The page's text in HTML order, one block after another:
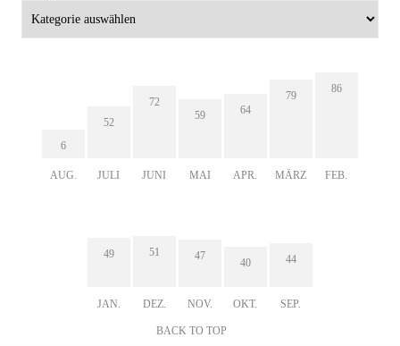
6
AUG.
52
JULI
72
JUNI
59
MAI
64
APR.
79
MÄRZ
86
FEB.
49
JAN.
51
DEZ.
47
NOV.
40
OKT.
44
SEP.
BACK TO TOP